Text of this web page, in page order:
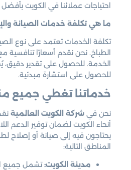
احتياجات عملائنا في الكويت
ما هي تكلفة خدمات الصيانة
تكلفة الخدمات تعتمد على نوع
الطباخ. نحن نقدم أسعارًا تنافسية
الخدمة. للحصول على تقدير دقيق،
للحصول على استشارة مبدئية.
خدماتنا تغطي جميع
نحن في شركة الكويت العالمية
أنحاء الكويت لضمان توفير الدعم
يحتاجون فيه إلى صيانة أو إصلاح
المناطق التالية:
مدينة الكويت:تشمل جميع